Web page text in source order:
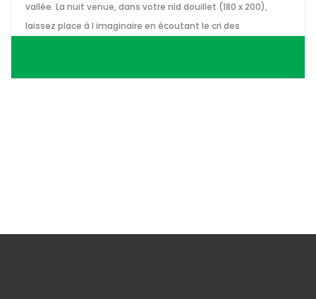
vallée. La nuit venue, dans votre nid douillet (180 x 200),
laissez place à l imaginaire en écoutant le cri des